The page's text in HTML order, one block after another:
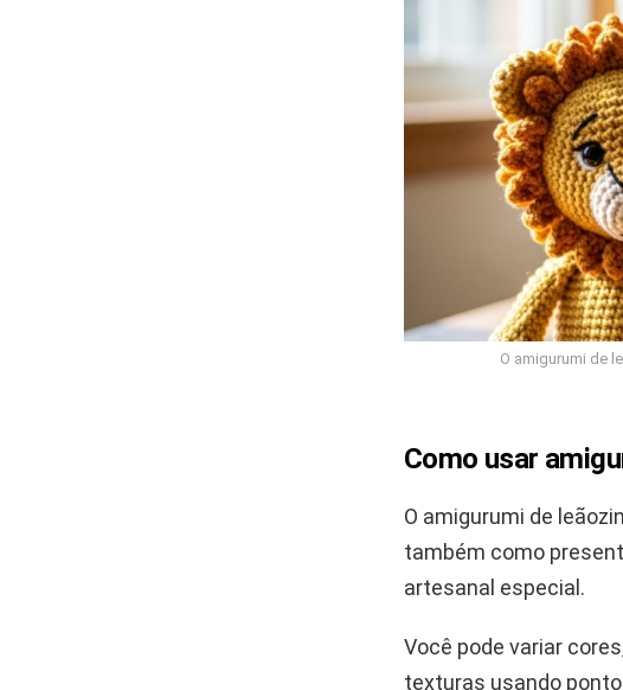
O amigurumi de
Como usar
O amigurumi de
também como
artesanal especial.
Você pode variar
texturas usando